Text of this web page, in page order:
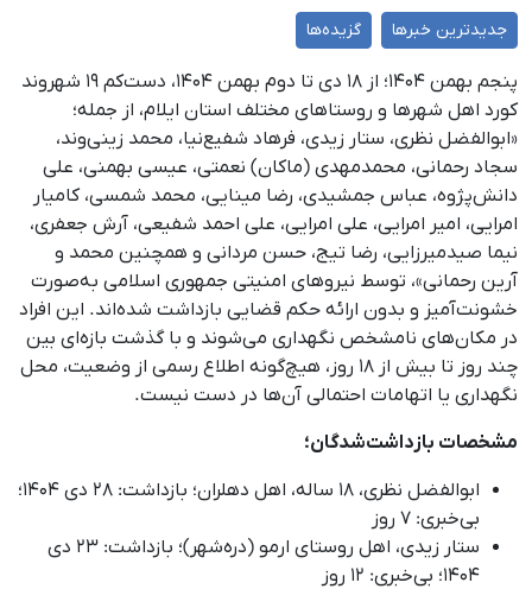
جدیدترین خبرها گزیده‌ها
پنجم بهمن ۱۴۰۴؛ از ۱۸ دی تا دوم بهمن ۱۴۰۴، دست‌کم ۱۹ شهروند
کورد اهل شهرها و روستاهای مختلف استان ایلام، از جمله؛
«ابوالفضل نظری، ستار زیدی، فرهاد شفیع‌نیا، محمد زینی‌وند،
سجاد رحمانی، محمدمهدی (ماکان) نعمتی، عیسی بهمنی، علی
دانش‌پژوه، عباس جمشیدی، رضا مینایی، محمد شمسی، کامیار
امرایی، امیر امرایی، علی امرایی، علی احمد شفیعی، آرش جعفری،
نیما صیدمیرزایی، رضا تیج، حسن مردانی و همچنین محمد و
آرین رحمانی»، توسط نیروهای امنیتی جمهوری اسلامی به‌صورت
خشونت‌آمیز و بدون ارائه حکم قضایی بازداشت شده‌اند. این افراد
در مکان‌های نامشخص نگهداری می‌شوند و با گذشت بازه‌ای بین
چند روز تا بیش از ۱۸ روز، هیچ‌گونه اطلاع رسمی از وضعیت، محل
نگهداری یا اتهامات احتمالی آن‌ها در دست نیست.
مشخصات بازداشت‌شدگان؛
ابوالفضل نظری، ۱۸ ساله، اهل دهلران؛ بازداشت: ۲۸ دی ۱۴۰۴؛
بی‌خبری: ۷ روز
ستار زیدی، اهل روستای ارمو (دره‌شهر)؛ بازداشت: ۲۳ دی
۱۴۰۴؛ بی‌خبری: ۱۲ روز